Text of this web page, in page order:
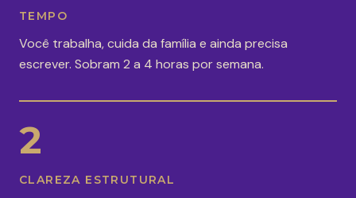
TEMPO
Você trabalha, cuida da família e ainda precisa
escrever. Sobram 2 a 4 horas por semana.
2
CLAREZA ESTRUTURAL